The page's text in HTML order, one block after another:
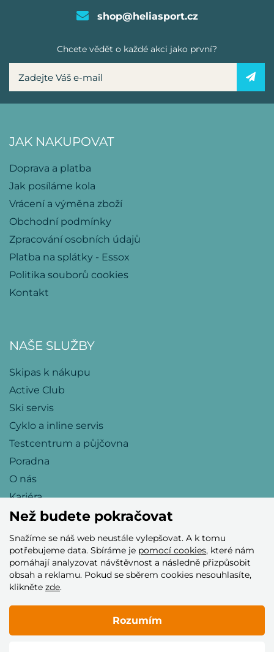
shop@heliasport.cz
Chcete vědět o každé akci jako první?
JAK NAKUPOVAT
Doprava a platba
Jak posíláme kola
Vrácení a výměna zboží
Obchodní podmínky
Zpracování osobních údajů
Platba na splátky - Essox
Politika souborů cookies
Kontakt
NAŠE SLUŽBY
Skipas k nákupu
Active Club
Ski servis
Cyklo a inline servis
Testcentrum a půjčovna
Poradna
O nás
Kariéra
Přijímáme tyto platební karty
Než budete pokračovat
Snažíme se náš web neustále vylepšovat. A k tomu
potřebujeme data. Sbíráme je pomocí cookies, které nám
pomáhají analyzovat návštěvnost a následně přizpůsobit
obsah a reklamu. Pokud se sběrem cookies nesouhlasíte,
klikněte zde.
Rozumím